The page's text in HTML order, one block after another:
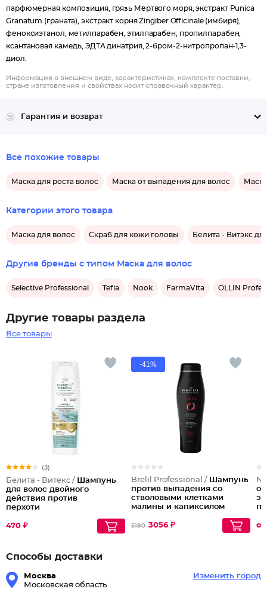
парфюмерная композиция, грязь Мёртвого моря, экстракт Punica
Granatum (граната), экстракт корня Zingiber Officinale (имбиря),
феноксиэтанол, метилпарабен, этилпарабен, пропилпарабен,
ксантановая камедь, ЭДТА динатрия, 2-бром-2-нитропропан-1,3-
диол.
Информация о внешнем виде, характеристиках, комплекте поставки,
стране изготовления и свойствах носит справочный характер.
Гарантия и возврат
Все похожие товары
Маска для роста волос Маска от выпадения для волос
Категории этого товара
Маска для волос Скраб для кожи головы Белита - Витэкс
Другие бренды с типом Маска для волос
Selective Professional Tefia Nook FarmaVita OLLIN
Другие товары раздела
Все товары
(3)
Белита - Витекс / Шампунь
для волос двойного
действия против
перхоти
470 ₽
-41%
Brelil Professional / Шампунь
против выпадения со
стволовыми клетками
малины и капиксилом
5180 3056 ₽ от
Способы доставки
Москва
Московская область
Изменить город